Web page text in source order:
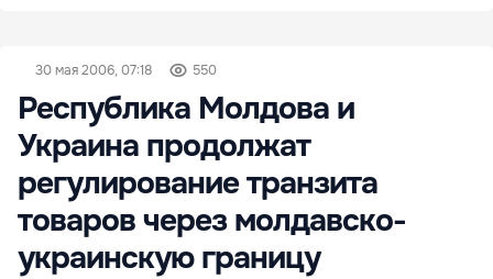
30 мая 2006, 07:18 550
Республика Молдова и
Украина продолжат
регулирование транзита
товаров через молдавско-
украинскую границу